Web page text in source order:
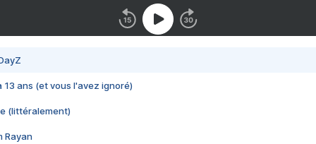
13 ans (et vous l'avez ignoré)
(littéralement)
Rayan